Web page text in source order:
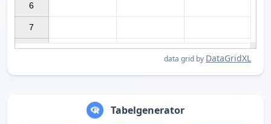
6
7
data grid by DataGridXL
Tabelgenerator